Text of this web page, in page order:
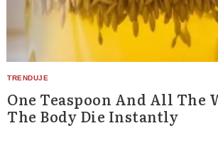
One Teaspoon And All The
The Body Die Instantly